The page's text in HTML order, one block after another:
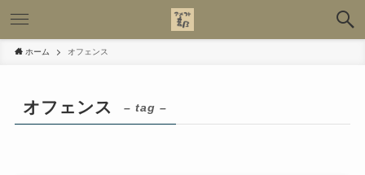
ホーム オフェンス
オフェンス – tag –